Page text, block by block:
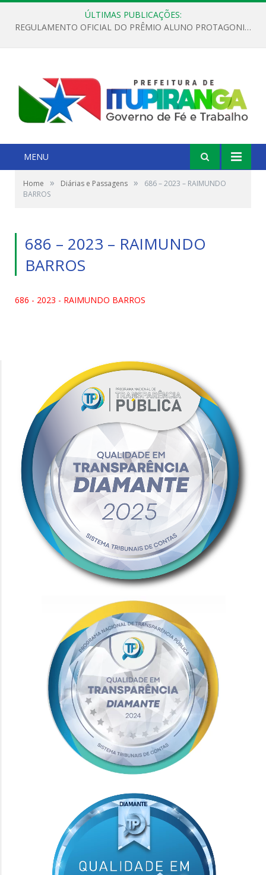
ÚLTIMAS PUBLICAÇÕES:
REGULAMENTO OFICIAL DO PRÊMIO ALUNO PROTAGONISTA – EDIÇÃO 2026
MENU
Home » Diárias e Passagens »
686 – 2023 – RAIMUNDO
BARROS
686 – 2023 – RAIMUNDO
BARROS
686 - 2023 - RAIMUNDO BARROS